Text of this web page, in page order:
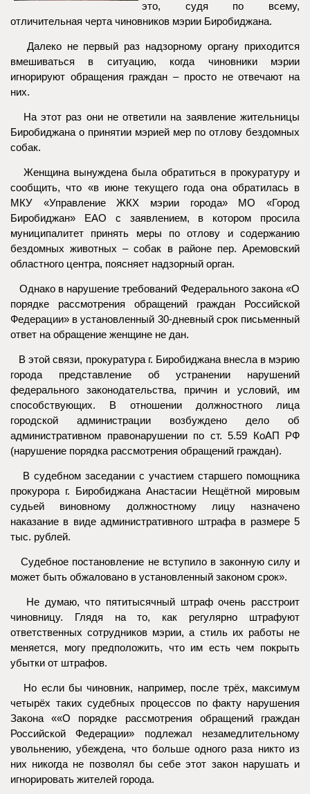
это, судя по всему,
отличительная черта чиновников мэрии Биробиджана.
Далеко не первый раз надзорному органу приходится
вмешиваться в ситуацию, когда чиновники мэрии
игнорируют обращения граждан – просто не отвечают на
них.
На этот раз они не ответили на заявление жительницы
Биробиджана о принятии мэрией мер по отлову бездомных
собак.
Женщина вынуждена была обратиться в прокуратуру и
сообщить, что «в июне текущего года она обратилась в
МКУ «Управление ЖКХ мэрии города» МО «Город
Биробиджан» ЕАО с заявлением, в котором просила
муниципалитет принять меры по отлову и содержанию
бездомных животных – собак в районе пер. Аремовский
областного центра, поясняет надзорный орган.
Однако в нарушение требований Федерального закона «О
порядке рассмотрения обращений граждан Российской
Федерации» в установленный 30-дневный срок письменный
ответ на обращение женщине не дан.
В этой связи, прокуратура г. Биробиджана внесла в мэрию
города представление об устранении нарушений
федерального законодательства, причин и условий, им
способствующих. В отношении должностного лица
городской администрации возбуждено дело об
административном правонарушении по ст. 5.59 КоАП РФ
(нарушение порядка рассмотрения обращений граждан).
В судебном заседании с участием старшего помощника
прокурора г. Биробиджана Анастасии Нещётной мировым
судьей виновному должностному лицу назначено
наказание в виде административного штрафа в размере 5
тыс. рублей.
Судебное постановление не вступило в законную силу и
может быть обжаловано в установленный законом срок».
Не думаю, что пятитысячный штраф очень расстроит
чиновницу. Глядя на то, как регулярно штрафуют
ответственных сотрудников мэрии, а стиль их работы не
меняется, могу предположить, что им есть чем покрыть
убытки от штрафов.
Но если бы чиновник, например, после трёх, максимум
четырёх таких судебных процессов по факту нарушения
Закона ««О порядке рассмотрения обращений граждан
Российской Федерации» подлежал незамедлительному
увольнению, убеждена, что больше одного раза никто из
них никогда не позволял бы себе этот закон нарушать и
игнорировать жителей города.